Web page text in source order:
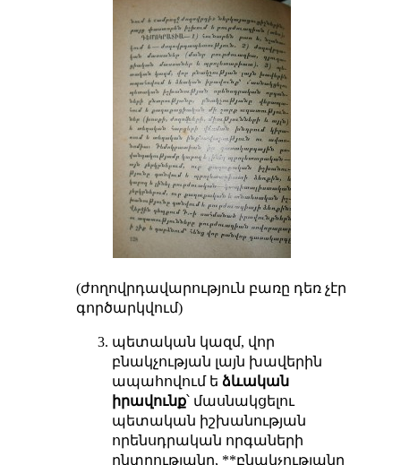
(ժողովրդավարություն բառը դեռ չէր
գործարկվում)
պետական կազմ, վոր
բնակչության լայն խավերին
ապահովում ե ձևական
իրավունք՝ մասնակցելու
պետական իշխանության
որենսդրական որգաների
ընտրությանը, **բնակչությանը